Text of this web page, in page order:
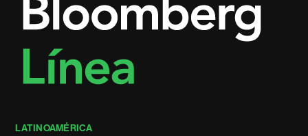
LATINOAMÉRICA